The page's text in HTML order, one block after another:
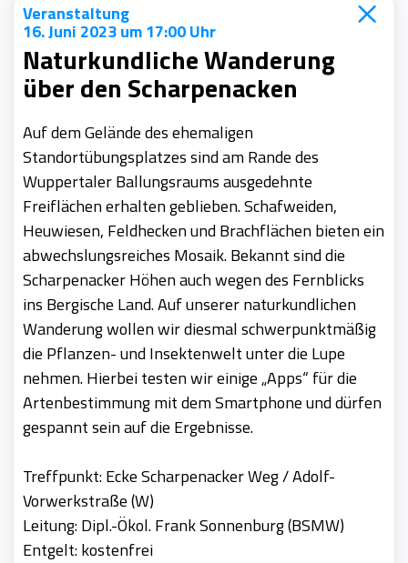
Veranstaltung
16. Juni 2023 um 17:00 Uhr
Naturkundliche Wanderung
über den Scharpenacken
Auf dem Gelände des ehemaligen
Standortübungsplatzes sind am Rande des
Wuppertaler Ballungsraums ausgedehnte
Freiflächen erhalten geblieben. Schafweiden,
Heuwiesen, Feldhecken und Brachflächen bieten ein
abwechslungsreiches Mosaik. Bekannt sind die
Scharpenacker Höhen auch wegen des Fernblicks
ins Bergische Land. Auf unserer naturkundlichen
Wanderung wollen wir diesmal schwerpunktmäßig
die Pflanzen- und Insektenwelt unter die Lupe
nehmen. Hierbei testen wir einige „Apps“ für die
Artenbestimmung mit dem Smartphone und dürfen
gespannt sein auf die Ergebnisse.
Treffpunkt: Ecke Scharpenacker Weg / Adolf-
Vorwerkstraße (W)
Leitung: Dipl.-Ökol. Frank Sonnenburg (BSMW)
Entgelt: kostenfrei